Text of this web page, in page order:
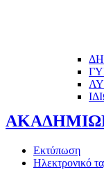
Εκτύπωση
Ηλεκτρονικό